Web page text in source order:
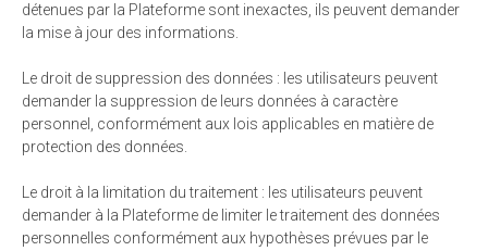
détenues par la Plateforme sont inexactes, ils peuvent demander
la mise à jour des informations.
Le droit de suppression des données : les utilisateurs peuvent
demander la suppression de leurs données à caractère
personnel, conformément aux lois applicables en matière de
protection des données.
Le droit à la limitation du traitement : les utilisateurs peuvent
demander à la Plateforme de limiter le traitement des données
personnelles conformément aux hypothèses prévues par le